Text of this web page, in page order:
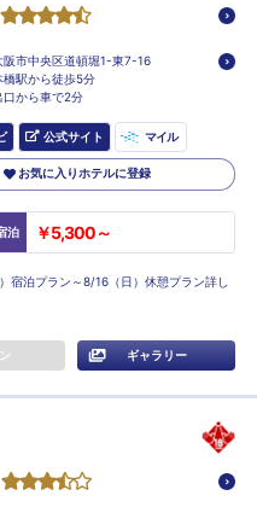
阪市中央区道頓堀1-東7-16
橋駅から徒歩5分
口から車で2分
公式サイト マイル
お気に入りホテルに登録
泊 ￥5,300～
泊プラン～8/16（日）休憩プラン詳し
ギャラリー